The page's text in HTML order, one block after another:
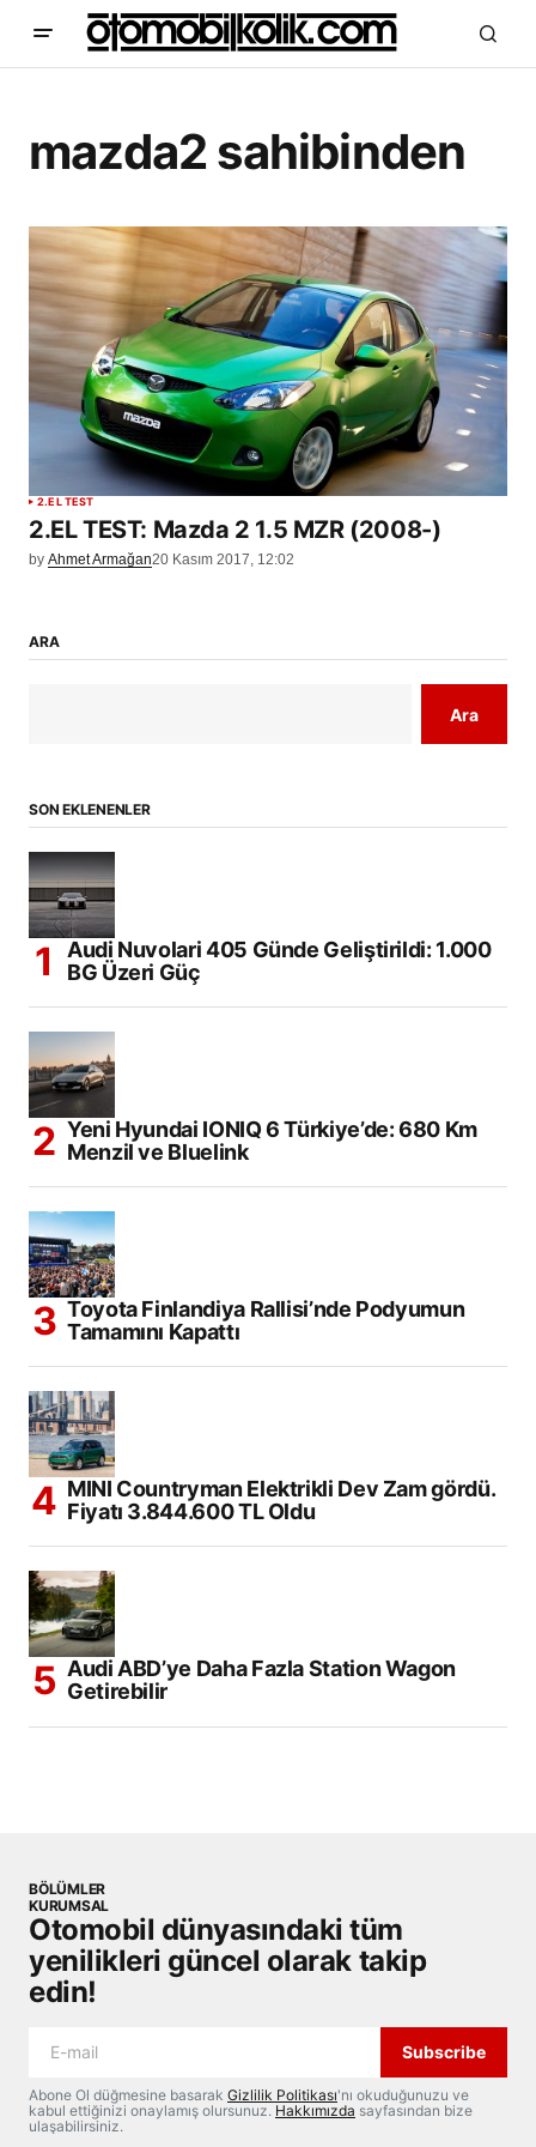
mazda2 sahibinden
2.EL TEST
2.EL TEST: Mazda 2 1.5 MZR (2008-)
by Ahmet Armağan20 Kasım 2017, 12:02
ARA
Ara
SON EKLENENLER
Audi Nuvolari 405 Günde Geliştirildi: 1.000
BG Üzeri Güç
Yeni Hyundai IONIQ 6 Türkiye’de: 680 Km
Menzil ve Bluelink
Toyota Finlandiya Rallisi’nde Podyumun
Tamamını Kapattı
MINI Countryman Elektrikli Dev Zam gördü.
Fiyatı 3.844.600 TL Oldu
Audi ABD’ye Daha Fazla Station Wagon
Getirebilir
BÖLÜMLER
KURUMSAL
Otomobil dünyasındaki tüm
yenilikleri güncel olarak takip
edin!
Subscribe
Abone Ol düğmesine basarak Gizlilik Politikası'nı okuduğunuzu ve
kabul ettiğinizi onaylamış olursunuz. Hakkımızda sayfasından bize
ulaşabilirsiniz.